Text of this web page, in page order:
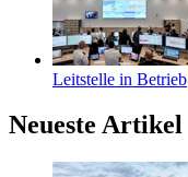
Leitstelle in Betrieb
Neueste Artikel